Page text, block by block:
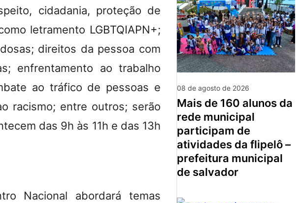
cidadania, proteção de
letramento LGBTQIAPN+;
direitos da pessoa com
enfrentamento ao trabalho
ao tráfico de pessoas e
racismo; entre outros; serão
das 9h às 11h e das 13h
Nacional abordará temas
08 de agosto de 2026
mais de 160 alunos da
rede municipal
participam de
atividades da flipelô –
prefeitura municipal
de salvador